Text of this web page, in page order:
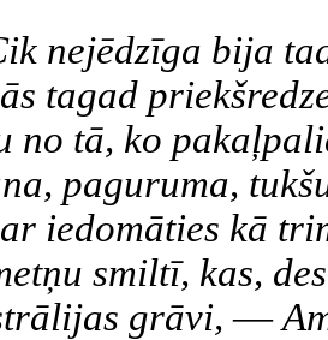
nejēdzīga bija
tagad
no tā, ko
paguruma,
iedomāties kā
smiltī, kas,
grāvi,—